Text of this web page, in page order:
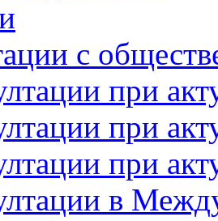
с
при
при
при
в